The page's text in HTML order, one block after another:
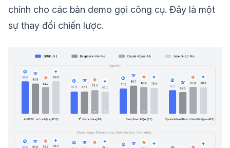
chỉnh cho các bản demo gọi công cụ. Đây là một
sự thay đổi chiến lược.